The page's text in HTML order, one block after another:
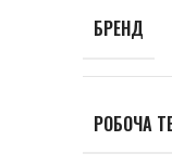
БРЕНД
РОБОЧА